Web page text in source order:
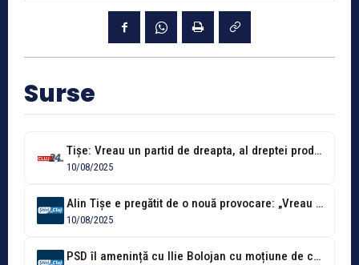
Surse
Tișe: Vreau un partid de dreapta, al dreptei productive! Țara noastră să...
10/08/2025
Alin Tișe e pregătit de o nouă provocare: „Vreau un partid care...
10/08/2025
PSD îl amenință cu Ilie Bolojan cu moțiune de cenzură. Actualul Guvern...